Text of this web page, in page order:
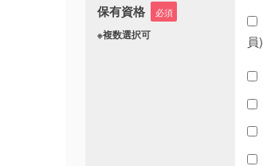
保有資格 必須
※複数選択可
員)